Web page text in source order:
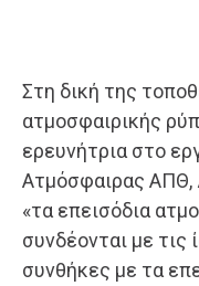
Στη δική της
ατμοσφαιρικής
ερευνήτρια στο
Ατμόσφαιρας ΑΠΘ,
«τα επεισόδια
συνδέονται με τις
συνθήκες με τα